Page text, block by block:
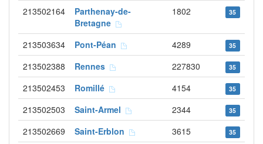
213502164
Parthenay-de-
Bretagne
1802 35
213503634 Pont-Péan 4289 35
213502388 Rennes 227830 35
213502453 Romillé 4154 35
213502503 Saint-Armel 2344 35
213502669 Saint-Erblon 3615 35